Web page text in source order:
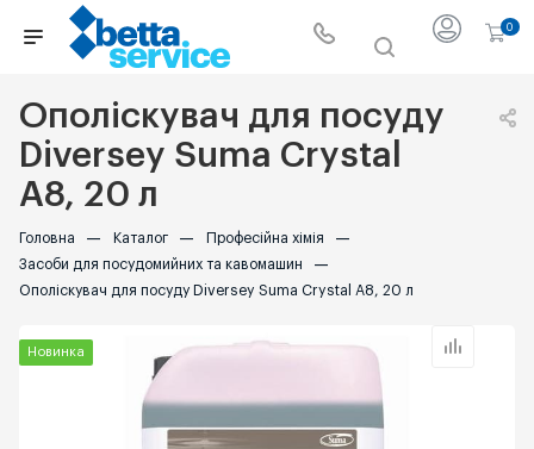
0
Ополіскувач для посуду
Diversey Suma Crystal
A8, 20 л
Головна — Каталог — Професійна хімія —
Засоби для посудомийних та кавомашин —
Ополіскувач для посуду Diversey Suma Crystal A8, 20 л
Новинка